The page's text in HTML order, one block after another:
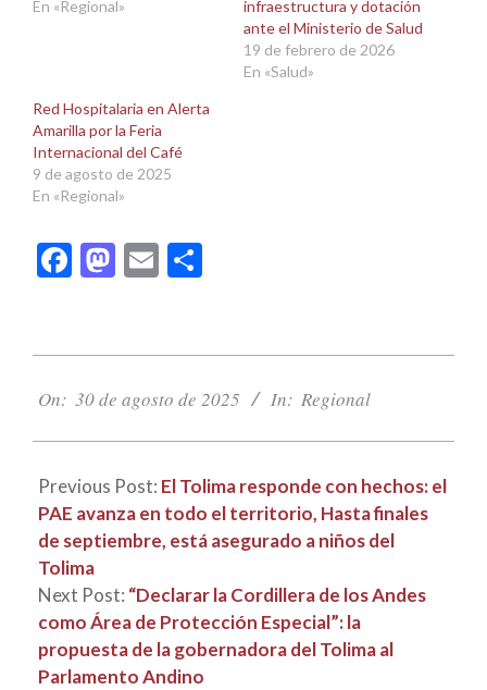
En «Regional»
infraestructura y dotación
ante el Ministerio de Salud
19 de febrero de 2026
En «Salud»
Red Hospitalaria en Alerta
Amarilla por la Feria
Internacional del Café
9 de agosto de 2025
En «Regional»
Facebook
Mastodon
Email
08-
On: 30 de agosto de 2025 In: Regional
Previous Post: El Tolima responde con hechos: el
PAE avanza en todo el territorio, Hasta finales
de septiembre, está asegurado a niños del
Tolima
Next Post: “Declarar la Cordillera de los Andes
como Área de Protección Especial”: la
propuesta de la gobernadora del Tolima al
Parlamento Andino